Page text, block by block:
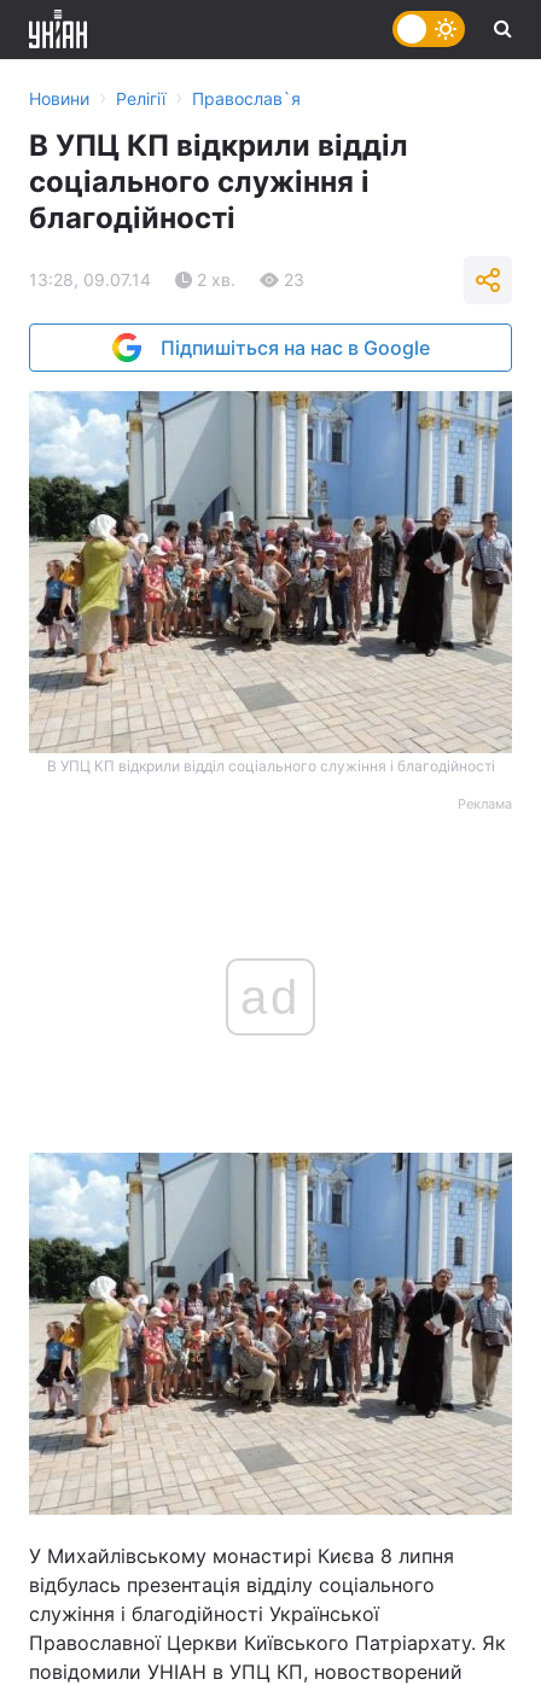
Головна Війна
Україна Політика
Економіка Світ
Спорт Наука
Техно і зв'язок Лайт
Зброя Інциденти
Здоров'я Туризм
Цікавинки Погода
Екологія Регіони
Лонгріди
Новини › Релігії › Православ`я
В УПЦ КП відкрили відділ
соціального служіння і
благодійності
13:28, 09.07.14 2 хв. 23
Підпишіться на нас в Google
В УПЦ КП відкрили відділ соціального служіння і благодійності
Реклама
ad
У Михайлівському монастирі Києва 8 липня
відбулась презентація відділу соціального
служіння і благодійності Української
Православної Церкви Київського Патріархату. Як
повідомили УНІАН в УПЦ КП, новостворений